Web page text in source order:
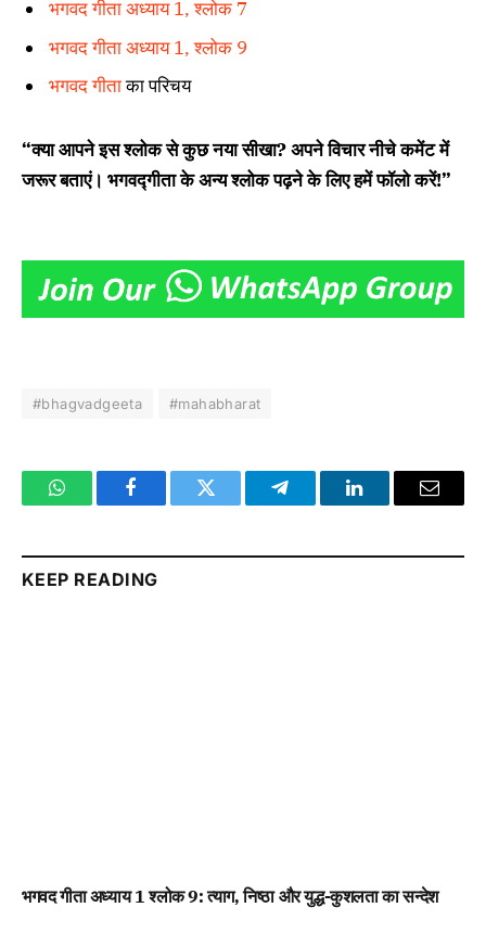
भगवद गीता अध्याय 1, श्लोक 7
भगवद गीता अध्याय 1, श्लोक 9
भगवद गीताका परिचय
“क्या आपने इस श्लोक से कुछ नया सीखा? अपने विचार नीचे कमेंट में
जरूर बताएं। भगवद्गीता के अन्य श्लोक पढ़ने के लिए हमें फॉलो करें!”
#bhagvadgeeta #mahabharat
WhatsAppFacebookTwitter TelegramLinkedInEmail
KEEP READING
भगवद गीता अध्याय 1 श्लोक 9: त्याग, निष्ठा और युद्ध-कुशलता का सन्देश